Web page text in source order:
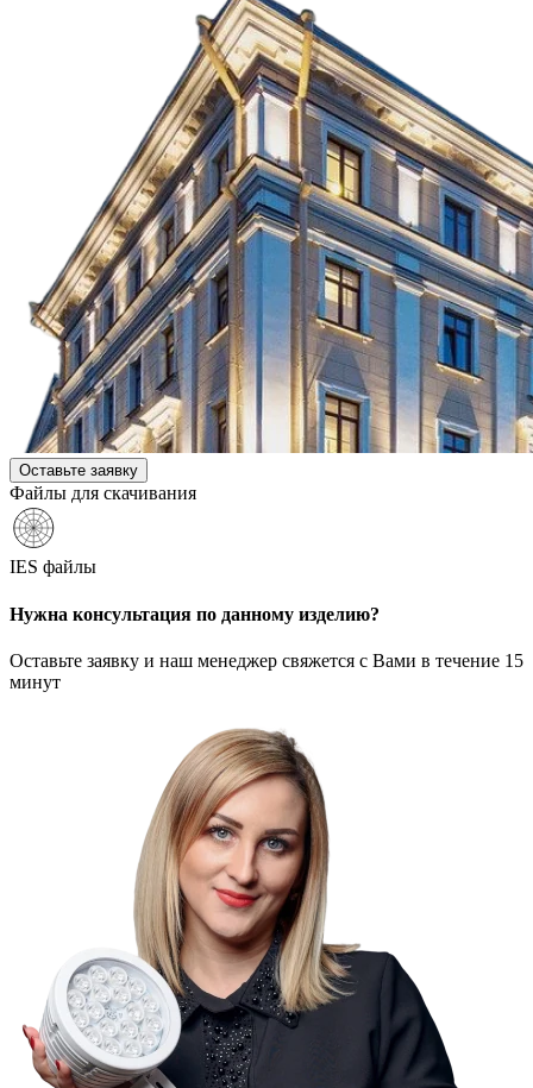
Оставьте заявку
Файлы для скачивания
IES файлы
Нужна консультация по данному изделию?
Оставьте заявку и наш менеджер свяжется с Вами в течение 15
минут